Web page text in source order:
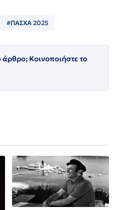
#ΠΑΣΧΑ 2025
Κοινοποιήστε το